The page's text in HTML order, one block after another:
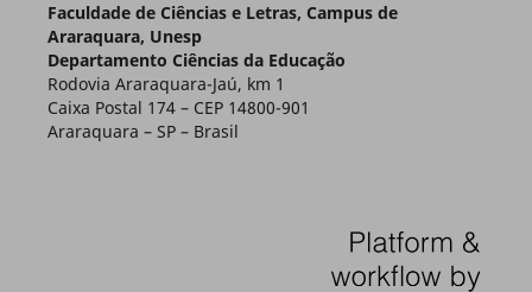
Faculdade de Ciências e Letras, Campus de
Araraquara, Unesp
Departamento Ciências da Educação
Rodovia Araraquara-Jaú, km 1
Caixa Postal 174 – CEP 14800-901
Araraquara – SP – Brasil